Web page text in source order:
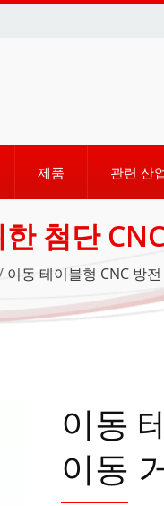
제품 관련 산
첨단
이동 테이블형 CNC 방
이동
이동